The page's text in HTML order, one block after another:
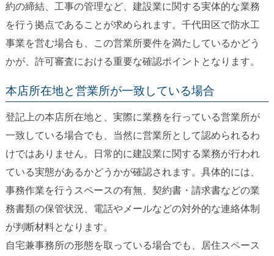
約の締結、工事の管理など、建設業に関する実体的な業務
を行う拠点であることが求められます。千代田区で防水工
事業を営む場合も、この営業所要件を満たしているかどう
かが、許可審査における重要な確認ポイントとなります。
本店所在地と営業所が一致している場合
登記上の本店所在地と、実際に業務を行っている営業所が
一致している場合でも、当然に営業所として認められるわ
けではありません。日常的に建設業に関する業務が行われ
ている実態があるかどうかが確認されます。具体的には、
事務作業を行うスペースの有無、契約書・請求書などの業
務書類の保管状況、電話やメールなどの対外的な連絡体制
が判断材料となります。
自宅兼事務所の形態を取っている場合でも、居住スペース